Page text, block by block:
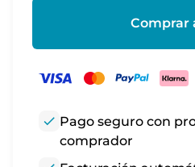
Comprar
check Pago seguro con
comprador